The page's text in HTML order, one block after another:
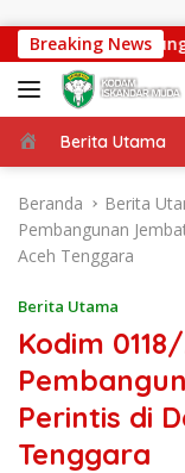
Breaking News
Gantung
Beranda
Berita Utama
Beranda Berita
Pembangunan
Aceh Tenggara
Berita Utama
Kodim
Perintis di
Tenggara